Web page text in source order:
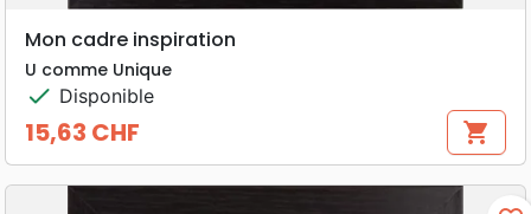
Mon cadre inspiration
U comme Unique
check Disponible
Prix
15,63 CHF shopping_cart